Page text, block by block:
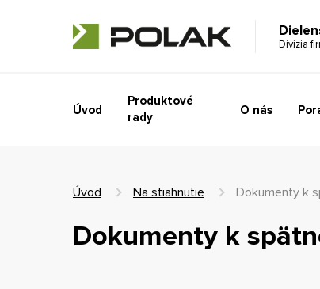
Divízia
Úvod
Produktové
rady
O nás
Úvod Na stiahnutie Dokumenty k
Dokumenty k